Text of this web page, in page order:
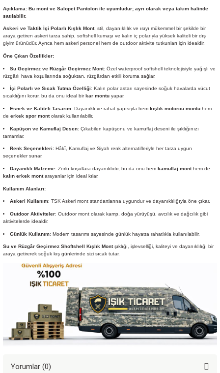
Açıklama: Bu mont ve Salopet Pantolon ile uyumludur; ayrı olarak veya takım halinde
satılabilir.
Askeri ve Taktik İçi Polarlı Kışlık Mont, stil, dayanıklılık ve ısıyı mükemmel bir şekilde bir
araya getiren askeri tarza sahip, softshell kumaşı ve kalın iç polarıyla yüksek kaliteli bir dış
giyim ürünüdür. Ayrıca hem askeri personel hem de outdoor aktivite tutkunları için idealdir.
Öne Çıkan Özellikler:
Su Geçirmez ve Rüzgâr Geçirmez Mont: Özel waterproof softshell teknolojisiyle yağışlı ve
rüzgârlı hava koşullarında soğuktan, rüzgârdan etkili koruma sağlar.
İçi Polarlı ve Sıcak Tutma Özelliği: Kalın polar astarı sayesinde soğuk havalarda vücut
sıcaklığını korur, bu da onu ideal bir kar montu yapar.
Esnek ve Kaliteli Tasarım: Dayanıklı ve rahat yapısıyla hemkışlık motorcu montu hem
de erkek spor montolarak kullanılabilir.
Kapüşon ve Kamuflaj Desen: Çıkabilen kapüşonu ve kamuflaj deseni ile şıklığınızı
tamamlar.
Renk Seçenekleri: Hâkî, Kamuflaj ve Siyah renk alternatifleriyle her tarza uygun
seçenekler sunar.
Dayanıklı Malzeme: Zorlu koşullara dayanıklıdır, bu da onu hemkamuflaj monthem de
kalın erkek montarayanlar için ideal kılar.
Kullanım Alanları:
Askeri Kullanım: TSK Askeri mont standartlarına uygundur ve dayanıklılığıyla öne çıkar.
Outdoor Aktiviteler: Outdoor mont olarak kamp, doğa yürüyüşü, avcılık ve dağcılık gibi
aktivitelerde idealdir.
Günlük Kullanım: Modern tasarımı sayesinde günlük hayatta rahatlıkla kullanılabilir.
Su ve Rüzgâr Geçirmez Shoftshell Kışlık Montşıklığı, işlevselliği, kaliteyi ve dayanıklılığı bir
araya getirerek soğuk kış günlerinde sizi sıcak tutar.
Yorumlar (0)